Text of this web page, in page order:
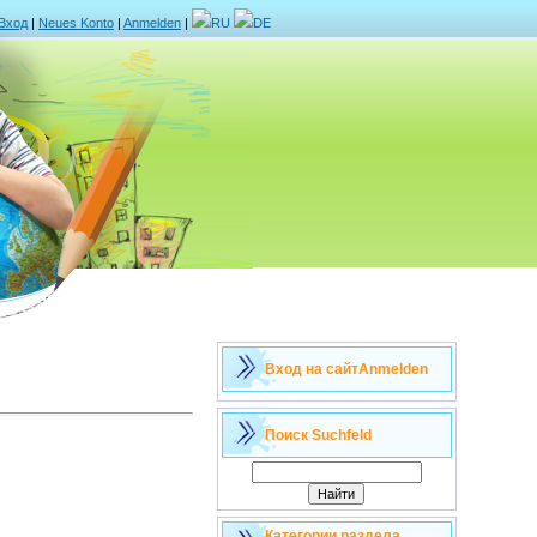
| Neues Konto | Anmelden | RU DE
Вход на сайтAnmelden
Поиск Suchfeld